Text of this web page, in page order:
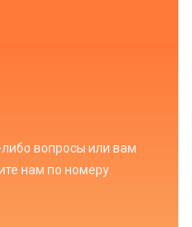
либо вопросы или вам
нам по номеру.